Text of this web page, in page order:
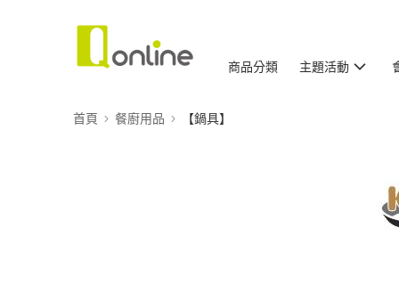
商品分類 主題活動
首頁 餐廚用品 【鍋具】